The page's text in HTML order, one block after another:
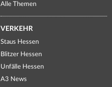
Alle Themen
VERKEHR
Staus Hessen
Blitzer Hessen
Unfälle Hessen
A3 News